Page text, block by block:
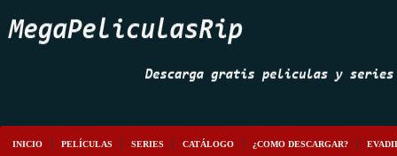
INICIO PELÍCULAS SERIES CATÁLOGO ¿COMO DESCARGAR?